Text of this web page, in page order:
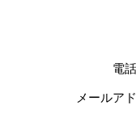
電
メールア